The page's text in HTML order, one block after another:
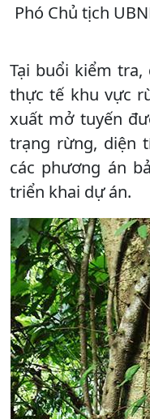
Phó Chủ tịch
Tại buổi kiểm
thực tế khu vực
xuất mở tuyến
trạng rừng, diện
các phương án
triển khai dự án.